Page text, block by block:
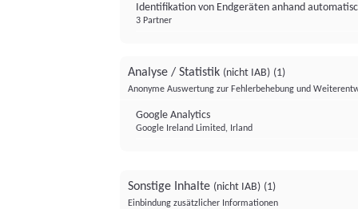
Identifikation von Endgeräten anhand
3 Partner
Analyse / Statistik (nicht IAB) (1)
Anonyme Auswertung zur Fehlerbehebung und
Google Analytics
Google Ireland Limited, Irland
Sonstige Inhalte (nicht IAB) (1)
Einbindung zusätzlicher Informationen